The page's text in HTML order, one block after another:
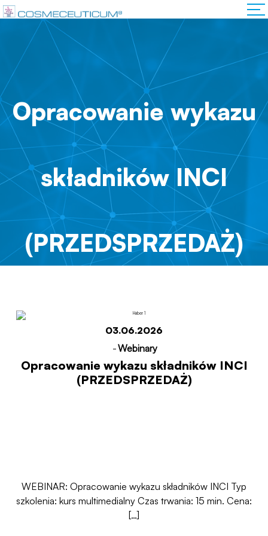
Opracowanie wykazu
składników INCI
(PRZEDSPRZEDAŻ)
03.06.2026
-Webinary
Opracowanie wykazu składników INCI
(PRZEDSPRZEDAŻ)
WEBINAR: Opracowanie wykazu składników INCI Typ
szkolenia: kurs multimedialny Czas trwania: 15 min. Cena:
[…]